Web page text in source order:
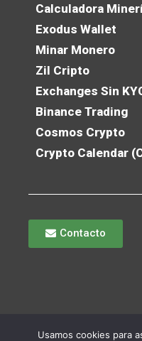
Calculadora
Exodus Wallet
Minar Monero
Zil Cripto
Exchanges Sin
Binance Trading
Cosmos Crypto
Crypto Calendar
Contacto
Usamos cookies para